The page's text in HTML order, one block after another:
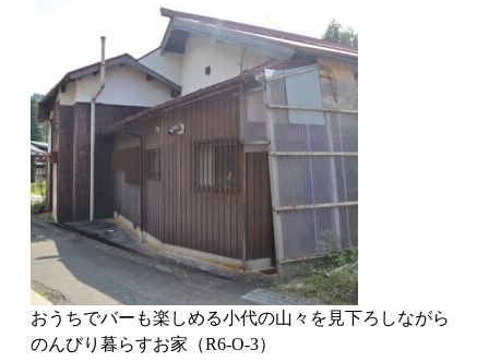
おうちでバーも楽しめる小代の山々を見下ろしながら
のんびり暮らすお家（R6-O-3）